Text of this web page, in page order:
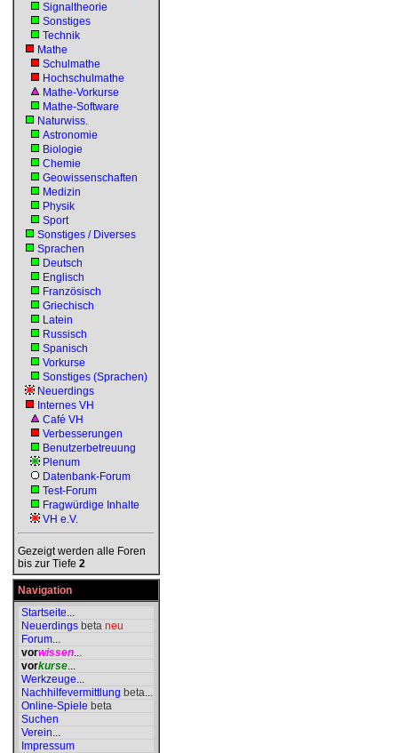
Signaltheorie
Sonstiges
Technik
Mathe
Schulmathe
Hochschulmathe
Mathe-Vorkurse
Mathe-Software
Naturwiss.
Astronomie
Biologie
Chemie
Geowissenschaften
Medizin
Physik
Sport
Sonstiges / Diverses
Sprachen
Deutsch
Englisch
Französisch
Griechisch
Latein
Russisch
Spanisch
Vorkurse
Sonstiges (Sprachen)
Neuerdings
Internes VH
Café VH
Verbesserungen
Benutzerbetreuung
Plenum
Datenbank-Forum
Test-Forum
Fragwürdige Inhalte
VH e.V.
Gezeigt werden alle Foren
bis zur Tiefe 2
Navigation
Startseite...
Neuerdings beta neu
Forum...
vorwissen...
vorkurse...
Werkzeuge...
Nachhilfevermittlung beta...
Online-Spiele beta
Suchen
Verein...
Impressum